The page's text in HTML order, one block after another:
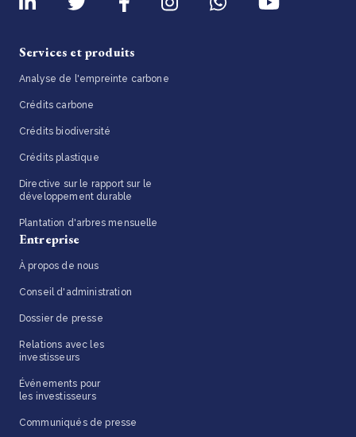
Services et produits
Analyse de l'empreinte carbone
Crédits carbone
Crédits biodiversité
Crédits plastique
Directive sur le rapport sur le
développement durable
Plantation d'arbres mensuelle
Entreprise
À propos de nous
Conseil d'administration
Dossier de presse
Relations avec les
investisseurs
Événements pour
les investisseurs
Communiqués de presse